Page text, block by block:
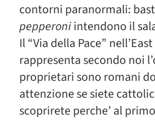
contorni paranormali:
pepperoniintendono il
Il “Via della Pace”
rappresenta secondo noi
proprietari sono romani
attenzione se siete
scoprirete perche’ al